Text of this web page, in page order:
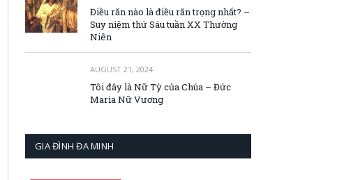
Điều răn nào là điều răn trọng nhất? –
Suy niệm thứ Sáu tuần XX Thường
Niên
AUGUST 21, 2024
Tôi đây là Nữ Tỳ của Chúa – Đức
Maria Nữ Vương
GIA ĐÌNH ĐA MINH